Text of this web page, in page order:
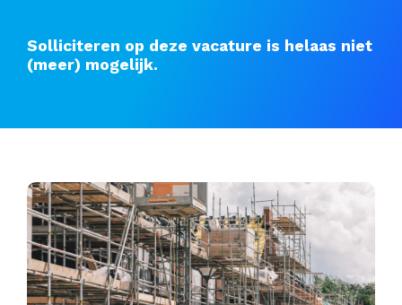
Solliciteren op deze vacature is helaas niet
(meer) mogelijk.